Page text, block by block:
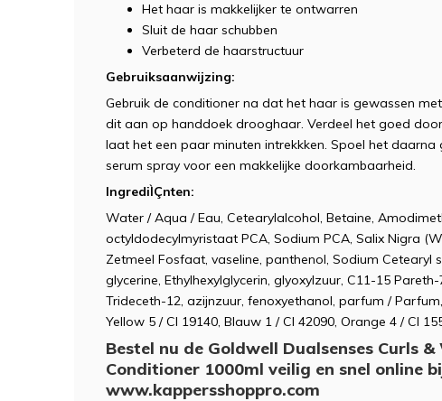
Het haar is makkelijker te ontwarren
Sluit de haar schubben
Verbeterd de haarstructuur
Gebruiksaanwijzing:
Gebruik de conditioner na dat het haar is gewassen
dit aan op handdoek drooghaar. Verdeel het goed
laat het een paar minuten intrekkken. Spoel het
serum spray voor een makkelijke doorkambaarheid.
IngrediÌÇnten:
Water / Aqua / Eau, Cetearylalcohol, Betaine,
octyldodecylmyristaat PCA, Sodium PCA, Salix Nigra
Zetmeel Fosfaat, vaseline, panthenol, Sodium Cetearyl
glycerine, Ethylhexylglycerin, glyoxylzuur, C11-15
Trideceth-12, azijnzuur, fenoxyethanol, parfum /
Yellow 5 / CI 19140, Blauw 1 / CI 42090, Orange 4 / CI
Bestel nu de Goldwell Dualsenses Curls
Conditioner 1000ml veilig en snel online
www.kappersshoppro.com